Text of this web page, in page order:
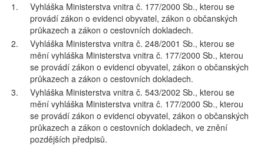
1.
Vyhláška Ministerstva vnitra č. 177/2000 Sb., kterou se
provádí zákon o evidenci obyvatel, zákon o občanských
průkazech a zákon o cestovních dokladech.
2.
Vyhláška Ministerstva vnitra č. 248/2001 Sb., kterou se
mění vyhláška Ministerstva vnitra č. 177/2000 Sb., kterou
se provádí zákon o evidenci obyvatel, zákon o občanských
průkazech a zákon o cestovních dokladech.
3.
Vyhláška Ministerstva vnitra č. 543/2002 Sb., kterou se
mění vyhláška Ministerstva vnitra č. 177/2000 Sb., kterou
se provádí zákon o evidenci obyvatel, zákon o občanských
průkazech a zákon o cestovních dokladech, ve znění
pozdějších předpisů.